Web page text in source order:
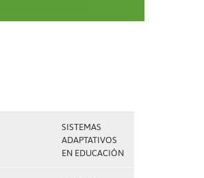
SISTEMAS
ADAPTATIVOS
EN EDUCACIÓN